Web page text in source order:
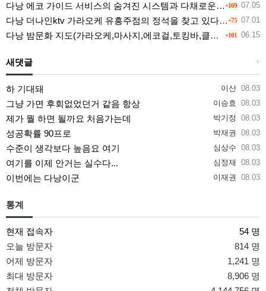
+169 07.05
다낭 에코 가이드 서비스의 숨겨진 시스템과 다채로운 인력 풀의 진실
+75 07.01
다낭 더나인ktv 가라오케 유흥주점의 정석을 찾고 있다면 여기
+101 06.15
다낭 밤문화 지도(가라오케,마사지,에코걸,토킹바,클럽) 유흥별 가격 및 후기공유
+
새댓글
이산 08.03
하 기대돼
이승효 08.03
그냥 가면 후회없었던거 같음 항상
박기정 08.03
제가 뭘 하면 될까요 처음가는데
박재권 08.03
성공확률 90프로
심상수 08.03
수준이 생각보다 높음요 여기
심정재 08.03
여기를 이제 안거는 실수다...
이재권 08.03
이번에는 다낭이군
통계
현재 접속자
54 명
오늘 방문자
814 명
어제 방문자
1,241 명
최대 방문자
8,906 명